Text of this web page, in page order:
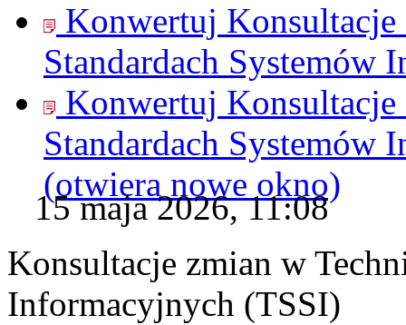
Konwertuj
Standardach Systemów
Konwertuj
Standardach Systemów
(otwiera nowe okno)
15 maja 2026, 11:08
Konsultacje zmian w
Informacyjnych (TSSI)